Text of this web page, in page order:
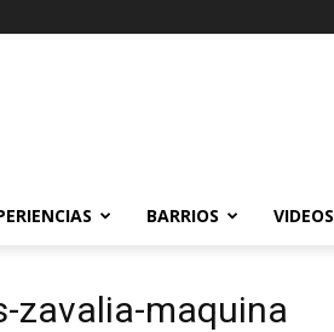
BARRIOS VIDEOS
zavalia-maquina